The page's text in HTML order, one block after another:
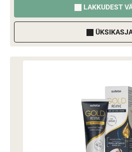
LAKKUDEST